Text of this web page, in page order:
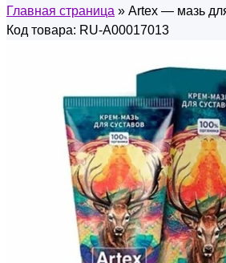
Главная страница » Artex — мазь
Код товара: RU-A00017013